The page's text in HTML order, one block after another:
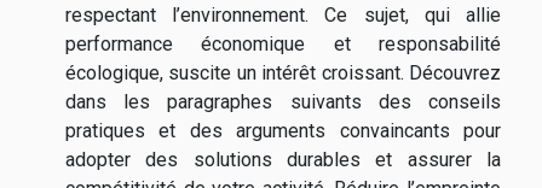
respectant l’environnement. Ce sujet, qui allie
performance économique et responsabilité
écologique, suscite un intérêt croissant. Découvrez
dans les paragraphes suivants des conseils
pratiques et des arguments convaincants pour
adopter des solutions durables et assurer la